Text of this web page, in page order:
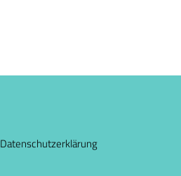
Datenschutzerklärung